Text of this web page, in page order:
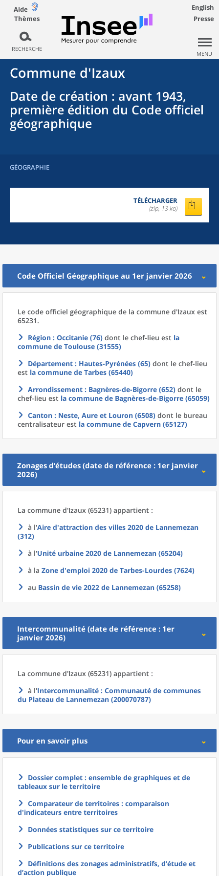
Aide
Thèmes
RECHERCHE
English
Presse
MENU
Commune d'Izaux
Date de création : avant 1943,
première édition du Code officiel
géographique
GÉOGRAPHIE
TÉLÉCHARGER
(zip, 13 ko)
Code Officiel Géographique au 1er janvier 2026
Le code officiel géographique de la commune d'Izaux est
65231.
Région : Occitanie (76) dont le chef-lieu est la
commune de Toulouse (31555)
Département : Hautes-Pyrénées (65) dont le chef-lieu
est la commune de Tarbes (65440)
Arrondissement : Bagnères-de-Bigorre (652) dont le
chef-lieu est la commune de Bagnères-de-Bigorre (65059)
Canton : Neste, Aure et Louron (6508) dont le bureau
centralisateur est la commune de Capvern (65127)
Zonages d’études (date de référence : 1er janvier
2026)
La commune d'Izaux (65231) appartient :
à l'Aire d'attraction des villes 2020 de Lannemezan
(312)
à l'Unité urbaine 2020 de Lannemezan (65204)
à la Zone d'emploi 2020 de Tarbes-Lourdes (7624)
au Bassin de vie 2022 de Lannemezan (65258)
Intercommunalité (date de référence : 1er
janvier 2026)
La commune d'Izaux (65231) appartient :
à l'Intercommunalité : Communauté de communes
du Plateau de Lannemezan (200070787)
Pour en savoir plus
Dossier complet : ensemble de graphiques et de
tableaux sur le territoire
Comparateur de territoires : comparaison
d'indicateurs entre territoires
Données statistiques sur ce territoire
Publications sur ce territoire
Définitions des zonages administratifs, d’étude et
d’action publique